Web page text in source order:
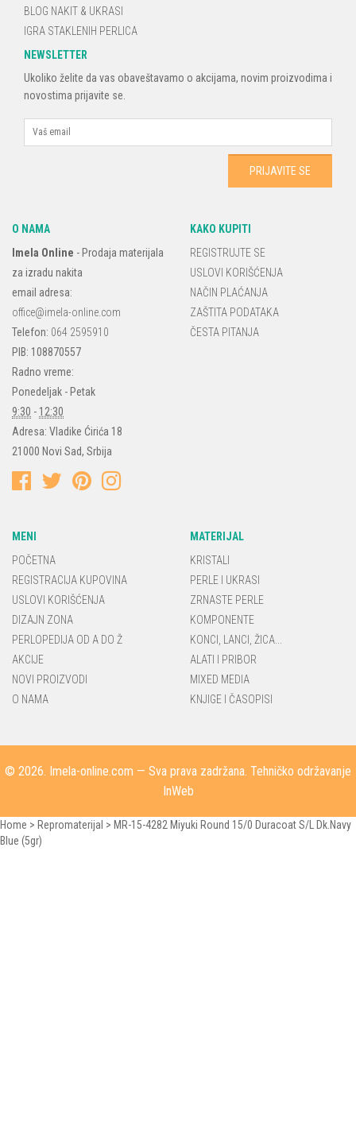
BLOG NAKIT & UKRASI
IGRA STAKLENIH PERLICA
NEWSLETTER
Ukoliko želite da vas obaveštavamo o akcijama, novim proizvodima i
novostima prijavite se.
O NAMA
Imela Online - Prodaja materijala
za izradu nakita
email adresa:
office@imela-online.com
Telefon: 064 2595910
PIB: 108870557
Radno vreme:
Ponedeljak - Petak
9:30 - 12:30
Adresa: Vladike Ćirića 18
21000 Novi Sad, Srbija
KAKO KUPITI
REGISTRUJTE SE
USLOVI KORIŠĆENJA
NAČIN PLAĆANJA
ZAŠTITA PODATAKA
ČESTA PITANJA
MENI
POČETNA
REGISTRACIJA KUPOVINA
USLOVI KORIŠĆENJA
DIZAJN ZONA
PERLOPEDIJA OD A DO Ž
AKCIJE
NOVI PROIZVODI
O NAMA
MATERIJAL
KRISTALI
PERLE I UKRASI
ZRNASTE PERLE
KOMPONENTE
KONCI, LANCI, ŽICA...
ALATI I PRIBOR
MIXED MEDIA
KNJIGE I ČASOPISI
© 2026. Imela-online.com — Sva prava zadržana. Tehničko održavanje
InWeb
Home > Repromaterijal > MR-15-4282 Miyuki Round 15/0 Duracoat S/L Dk.Navy
Blue (5gr)